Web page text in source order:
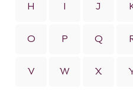
H I J
O P Q
V W X